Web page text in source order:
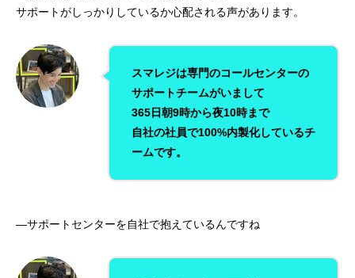
サポートがしっかりしているか心配される声があります。
スマレジは専門のコールセンターの
サポートチームがいまして
365日朝9時から夜10時まで
自社の社員で100%内製化しているチ
ームです。
—サポートセンターを自社で抱えているんですね